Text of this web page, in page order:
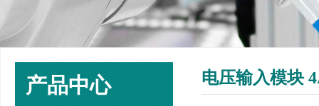
产品中心 电压输入模块